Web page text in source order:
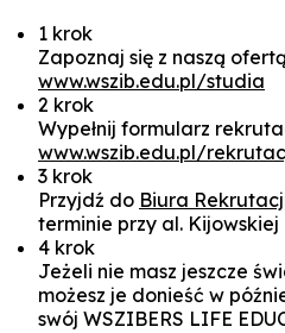
1 krok
Zapoznaj się z naszą
www.wszib.edu.pl/studia
2 krok
Wypełnij formularz
www.wszib.edu.pl/
3 krok
Przyjdź do Biura
terminie przy al.
4 krok
Jeżeli nie masz jeszcze
możesz je donieść w
swój WSZIBERS LIFE